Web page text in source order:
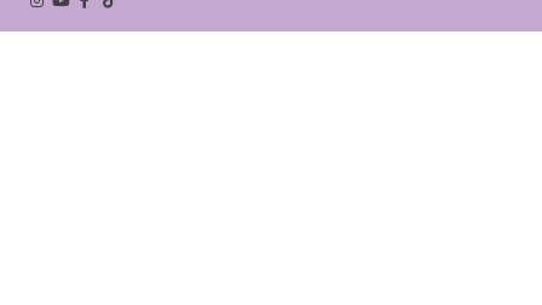
Instagram
YouTube
Facebook
Tiktok